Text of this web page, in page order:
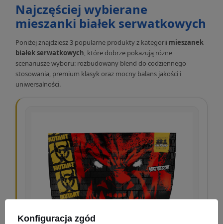
Najczęściej wybierane
mieszanki białek serwatkowych
Poniżej znajdziesz 3 popularne produkty z kategorii mieszanek
białek serwatkowych, które dobrze pokazują różne
scenariusze wyboru: rozbudowany blend do codziennego
stosowania, premium klasyk oraz mocny balans jakości i
uniwersalności.
Konfiguracja zgód